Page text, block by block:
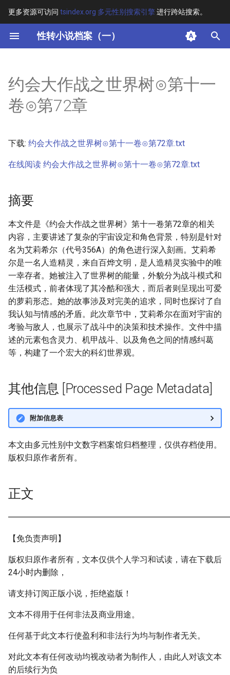
更多资源可访问 tsindex.org 多元性别搜索引擎进行跨站搜索。
性转小说档案（一）
键
开
始
索
其他信息 [Processed Page
Metadata]
约会大作战之世界树⊙第十一
卷⊙第72章
下载: 约会大作战之世界树⊙第十一卷⊙第72章.txt
在线阅读 约会大作战之世界树⊙第十一卷⊙第72章.txt
摘要
本文件是《约会大作战之世界树》第十一卷第72章的相关
内容，主要讲述了复杂的宇宙设定和角色背景，特别是针对
名为艾莉希尔（代号356A）的角色进行深入刻画。艾莉希
尔是一名人造精灵，来自百烨文明，是人造精灵实验中的唯
一幸存者。她被注入了世界树的能量，外貌分为战斗模式和
生活模式，前者体现了其冷酷和强大，而后者则呈现出可爱
的萝莉形态。她的故事涉及对完美的追求，同时也探讨了自
我认知与情感的矛盾。此次章节中，艾莉希尔在面对宇宙的
考验与敌人，也展示了战斗中的决策和技术操作。文件中描
述的元素包含灵力、机甲战斗、以及角色之间的情感纠葛
等，构建了一个宏大的科幻世界观。
其他信息 [Processed Page Metadata]
附加信息表
本文由多元性别中文数字档案馆归档整理，仅供存档使用。
版权归原作者所有。
正文
【免负责声明】
版权归原作者所有，文本仅供个人学习和试读，请在下载后
24小时内删除，
请支持订阅正版小说，拒绝盗版！
文本不得用于任何非法及商业用途。
任何基于此文本行使盈利和非法行为均与制作者无关。
对此文本有任何改动均视改动者为制作人，由此人对该文本
的后续行为负